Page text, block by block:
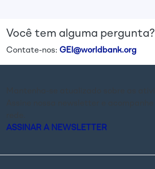
Você tem alguma pergunta?
Contate-nos: GEI@worldbank.org
ASSINAR A NEWSLETTER